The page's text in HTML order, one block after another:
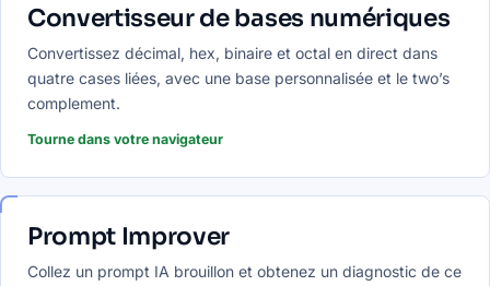
Convertisseur de bases numériques
Convertissez décimal, hex, binaire et octal en direct dans
quatre cases liées, avec une base personnalisée et le two’s
complement.
Tourne dans votre navigateur
Prompt Improver
Collez un prompt IA brouillon et obtenez un diagnostic de ce